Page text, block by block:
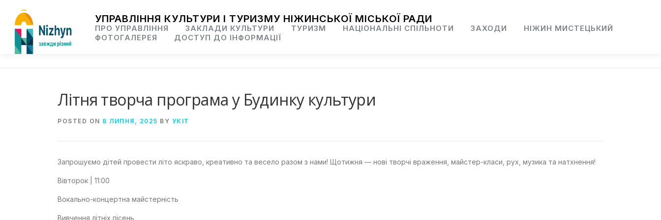
content
УПРАВЛІННЯ КУЛЬТУРИ І ТУРИЗМУ НІЖИНСЬКОЇ МІСЬКОЇ РАДИ
ПРО УПРАВЛІННЯ ЗАКЛАДИ КУЛЬТУРИ ТУРИЗМ НАЦІОНАЛЬНІ СПІЛЬНОТИ ЗАХОДИ
НІЖИН МИСТЕЦЬКИЙ
ФОТОГАЛЕРЕЯ
ДОСТУП ДО ІНФОРМАЦІЇ
Літня творча програма у Будинку культури
POSTED ON 8 ЛИПНЯ, 2025 BY УКІТ
Запрошуємо дітей провести літо яскраво, креативно та весело разом з нами! Щотижня — нові творчі враження, майстер-класи, рух, музика та натхнення!
Вівторок | 11:00
Вокально-концертна майстерність
Вивчення літніх пісень